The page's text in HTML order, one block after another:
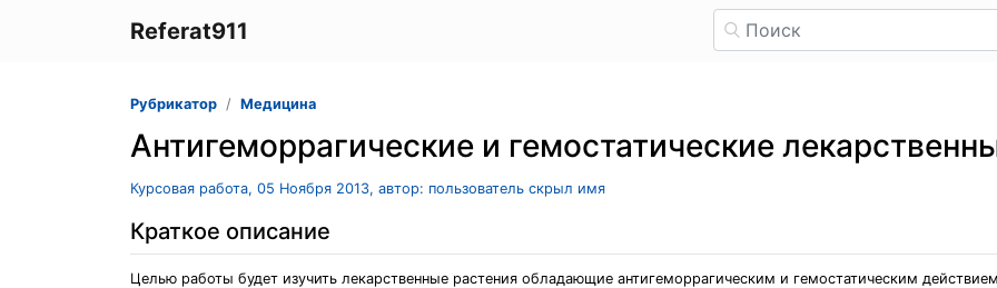
Referat911
Рубрикатор Медицина
Антигеморрагические и гемостатические
Курсовая работа, 05 Ноября 2013, автор: пользователь скрыл имя
Краткое описание
Целью работы будет изучить лекарственные растения обладающие антигеморрагическим и гемостатическим